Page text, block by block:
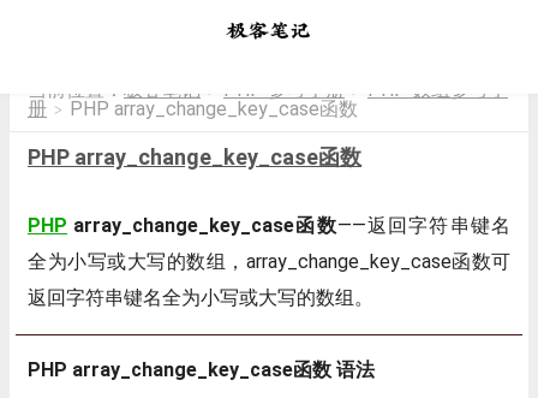
当前位置： 极客笔记 > PHP 参考手册 >
PHP 数组参考手
册 > PHP array_change_key_case函数
PHP array_change_key_case函数
PHP array_change_key_case函数——返回字符串键名
全为小写或大写的数组，array_change_key_case函数可
返回字符串键名全为小写或大写的数组。
PHP array_change_key_case函数 语法